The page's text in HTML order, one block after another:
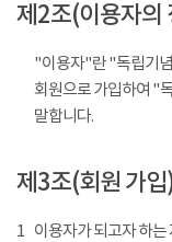
제2조(이용자의
"이용자"란 "독립기
회원으로 가입하여 "
말합니다.
제3조(회원 가입
1 이용자가 되고자 하